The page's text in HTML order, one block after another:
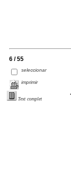
6 / 55
seleccionar
imprimir
Text complet